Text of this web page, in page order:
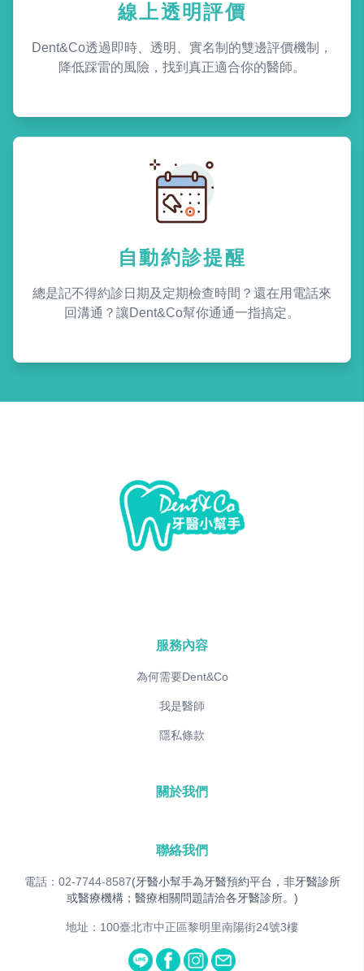
線上透明評價
Dent&Co透過即時、透明、實名制的雙邊評價機制，
降低踩雷的風險，找到真正適合你的醫師。
自動約診提醒
總是記不得約診日期及定期檢查時間？還在用電話來
回溝通？讓Dent&Co幫你通通一指搞定。
服務內容
為何需要Dent&Co
我是醫師
隱私條款
關於我們
聯絡我們
電話：02-7744-8587(牙醫小幫手為牙醫預約平台，非牙醫診所
或醫療機構；醫療相關問題請洽各牙醫診所。)
地址：100臺北市中正區黎明里南陽街24號3樓